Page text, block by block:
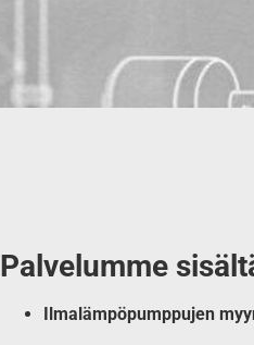
Palvelumme
Ilmalämpöpumppujen